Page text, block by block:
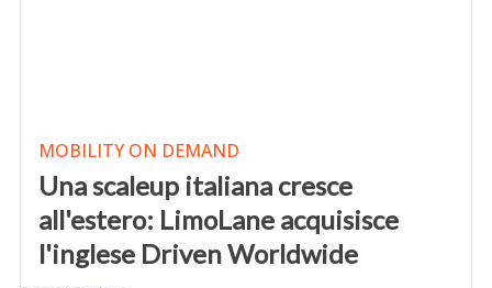
MOBILITY ON DEMAND
Una scaleup italiana cresce
all'estero: LimoLane acquisisce
l'inglese Driven Worldwide